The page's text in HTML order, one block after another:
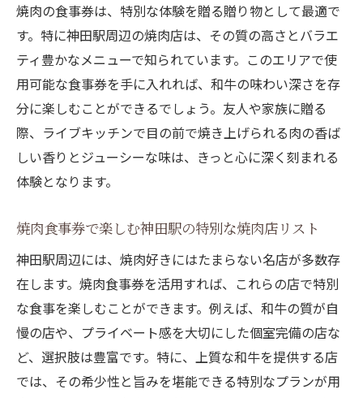
焼肉の食事券は、特別な体験を贈る贈り物として最適で
す。特に神田駅周辺の焼肉店は、その質の高さとバラエ
ティ豊かなメニューで知られています。このエリアで使
用可能な食事券を手に入れれば、和牛の味わい深さを存
分に楽しむことができるでしょう。友人や家族に贈る
際、ライブキッチンで目の前で焼き上げられる肉の香ば
しい香りとジューシーな味は、きっと心に深く刻まれる
体験となります。
焼肉食事券で楽しむ神田駅の特別な焼肉店リスト
神田駅周辺には、焼肉好きにはたまらない名店が多数存
在します。焼肉食事券を活用すれば、これらの店で特別
な食事を楽しむことができます。例えば、和牛の質が自
慢の店や、プライベート感を大切にした個室完備の店な
ど、選択肢は豊富です。特に、上質な和牛を提供する店
では、その希少性と旨みを堪能できる特別なプランが用